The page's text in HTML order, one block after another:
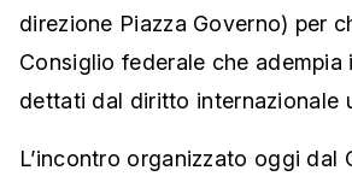
direzione Piazza Governo) per
Consiglio federale che adempia
dettati dal diritto internazionale
L’incontro organizzato oggi dal